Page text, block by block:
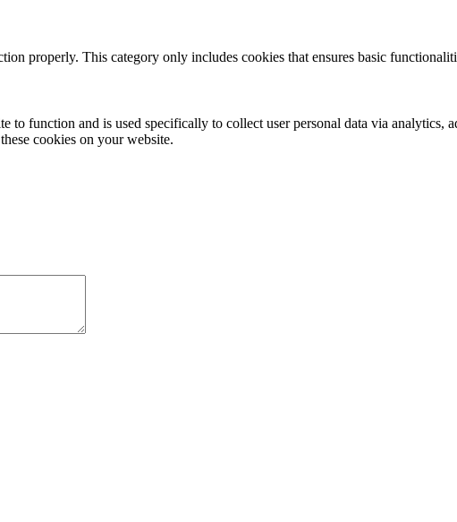
properly. This category only includes cookies that ensures basic
function and is used specifically to collect user personal data via analytics,
cookies on your website.